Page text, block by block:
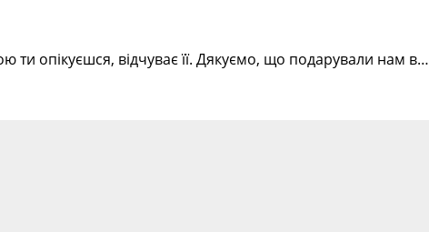
опікуєшся, відчуває її. Дякуємо, що подарували нам в…